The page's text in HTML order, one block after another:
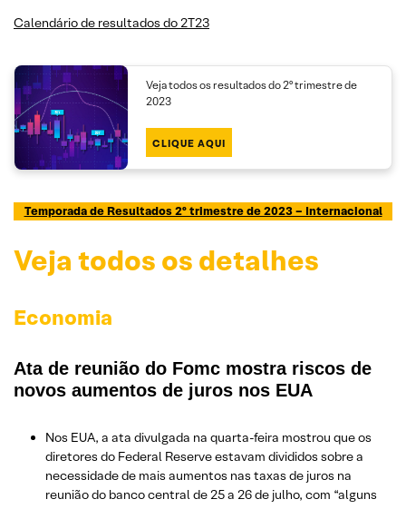
Calendário de resultados do 2T23
Veja todos os resultados do 2º trimestre de
2023
CLIQUE AQUI
Temporada de Resultados 2º trimestre de 2023 – Internacional
Veja todos os detalhes
Economia
Ata de reunião do Fomc mostra riscos de
novos aumentos de juros nos EUA
Nos EUA, a ata divulgada na quarta-feira mostrou que os
diretores do Federal Reserve estavam divididos sobre a
necessidade de mais aumentos nas taxas de juros na
reunião do banco central de 25 a 26 de julho, com “alguns